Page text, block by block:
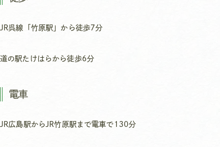
JR呉線「竹原駅」から徒歩7分
道の駅たけはらから徒歩6分
電車
JR広島駅からJR竹原駅まで電車で130分